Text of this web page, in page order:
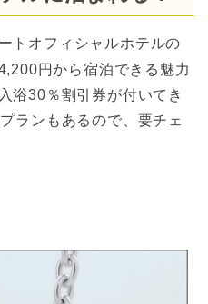
トオフィシャルホテルの
円から宿泊できる魅力
浴30％割引券が付いてき
ランもあるので、要チェ